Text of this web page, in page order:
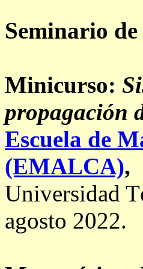
Seminario
Minicurso:
propagación
Escuela de
(EMALCA),
Universidad
agosto 2022.